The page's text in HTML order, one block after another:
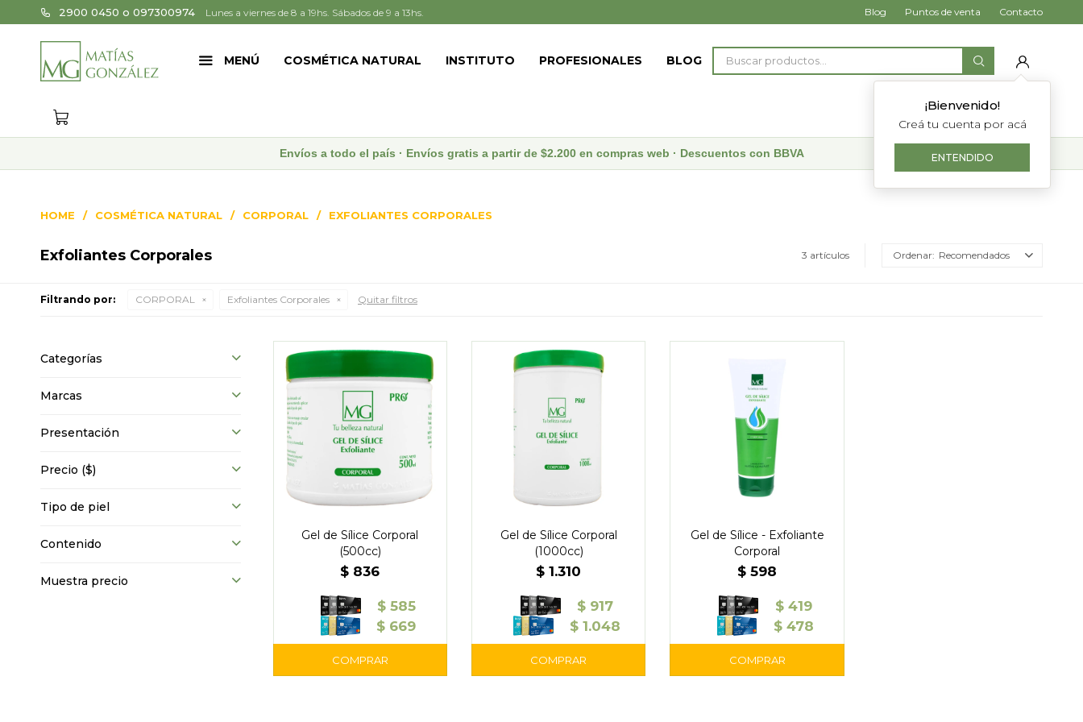
MENÚ COSMÉTICA NATURAL INSTITUTO PROFESIONALES BLOG
¡Bienvenido!
Creá tu cuenta por acá
ENTENDIDO
2900 0450 o 097300974 Lunes a viernes de 8 a 19hs. Sábados de 9 a 13hs. Blog Puntos de venta Contacto
Envíos a todo el país · Envíos gratis a partir de $2.200 en compras web · Descuentos con BBVA
HOME COSMÉTICA NATURAL CORPORAL EXFOLIANTES CORPORALES
Exfoliantes Corporales 3 artículos Recomendados
Filtrando por: CORPORAL Exfoliantes Corporales Quitar filtros
Gel de Sílice Corporal
(500cc)
$ 836
$ 585
$ 669
Gel de Sílice Corporal
(1000cc)
$ 1.310
$ 917
$ 1.048
Gel de Sílice - Exfoliante
Corporal
$ 598
$ 419
$ 478
Categorías
Marcas
Presentación
Precio ($)
Tipo de piel
Contenido
Muestra precio